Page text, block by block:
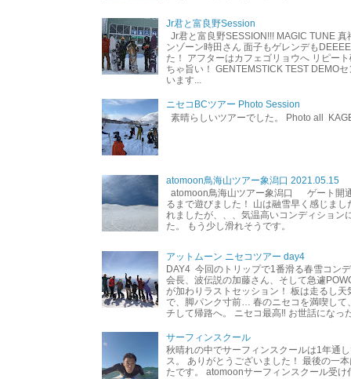
Jr君と富良野Session
Jr君と富良野SESSION!!! MAGIC TUNE 真
ンゾーン時田さん 面子もゲレンデも
た！ アフターはカフェゴリョウへ リピー
ちゃ旨い！ GENTEMSTICK TEST DEMO
います...
ニセコBCツアー Photo Session
素晴らしいツアーでした。 Photo all
atomoon鳥海山ツアー象潟口 2021.05.15
atomoon鳥海山ツアー象潟口 ゲート開
るまで遊びました！ 山は融雪早く感じまし
れましたが、、、気温高いコンディション
た。 もう少し滑れそうです。
アットムーン ニセコツアー day4
DAY4 今回のトリップで1番滑る春雪コン
会長、波伝説の加藤さん、そして急遽
が加わりラストセッション！ 板は走るし天
で、脚パンク寸前… 春のニセコを満喫して
チして帰路へ。 ニセコ最高‼︎ お世話になっ
サーフィンスクール
秋晴れの中でサーフィンスクールは1年通
ス。 ありがとうございました！ 最後の一
たです。 atomoonサーフィンスクール受け